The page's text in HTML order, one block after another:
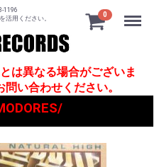
1196
活用ください。
0 Menu
は異なる場合がございま
い合わせください。